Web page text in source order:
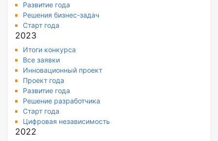
Развитие года
Решения бизнес-задач
Старт года
2023
Итоги конкурса
Все заявки
Инновационный проект
Проект года
Развитие года
Решение разработчика
Старт года
Цифровая независимость
2022